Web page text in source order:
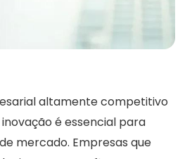
altamente competitivo
é essencial para
mercado. Empresas que